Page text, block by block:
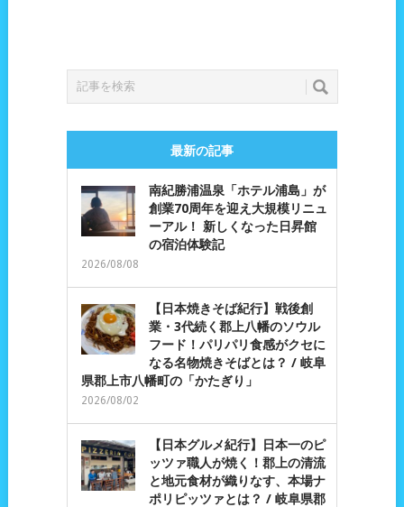
最新の記事
南紀勝浦温泉「ホテル浦島」が
創業70周年を迎え大規模リニュ
ーアル！ 新しくなった日昇館
の宿泊体験記
2026/08/08
【日本焼きそば紀行】戦後創
業・3代続く郡上八幡のソウル
フード！パリパリ食感がクセに
なる名物焼きそばとは？ / 岐阜
県郡上市八幡町の「かたぎり」
2026/08/02
【日本グルメ紀行】日本一のピ
ッツァ職人が焼く！郡上の清流
と地元食材が織りなす、本場ナ
ポリピッツァとは？ / 岐阜県郡